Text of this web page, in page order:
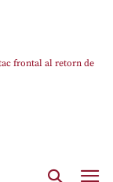
frontal al retorn de
i manté el pols ferm